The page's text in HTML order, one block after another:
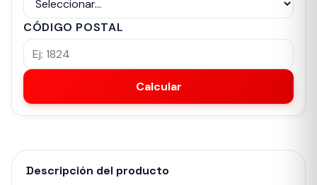
CÓDIGO POSTAL
Calcular
Descripción del producto